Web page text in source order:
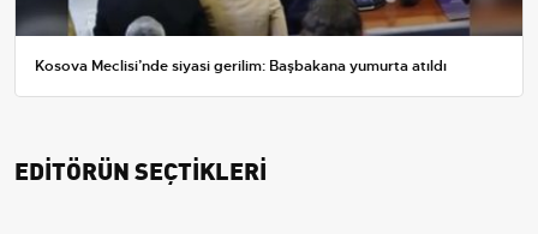
Kosova Meclisi’nde siyasi gerilim: Başbakana yumurta atıldı
EDİTÖRÜN SEÇTİKLERİ